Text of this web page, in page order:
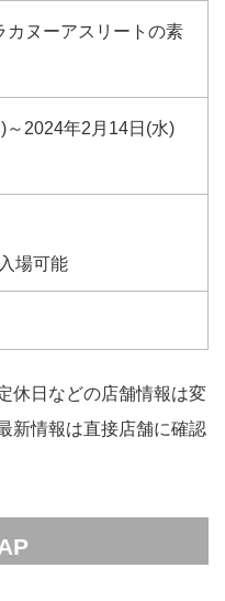
カヌーアスリートの素
～2024年2月14日(水)
場可能
休日などの店舗情報は変
新情報は直接店舗に確認